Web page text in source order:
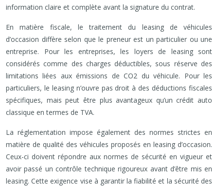
information claire et complète avant la signature du contrat.
En matière fiscale, le traitement du leasing de véhicules
d’occasion diffère selon que le preneur est un particulier ou une
entreprise. Pour les entreprises, les loyers de leasing sont
considérés comme des charges déductibles, sous réserve des
limitations liées aux émissions de CO2 du véhicule. Pour les
particuliers, le leasing n’ouvre pas droit à des déductions fiscales
spécifiques, mais peut être plus avantageux qu’un crédit auto
classique en termes de TVA.
La réglementation impose également des normes strictes en
matière de qualité des véhicules proposés en leasing d’occasion.
Ceux-ci doivent répondre aux normes de sécurité en vigueur et
avoir passé un contrôle technique rigoureux avant d’être mis en
leasing. Cette exigence vise à garantir la fiabilité et la sécurité des